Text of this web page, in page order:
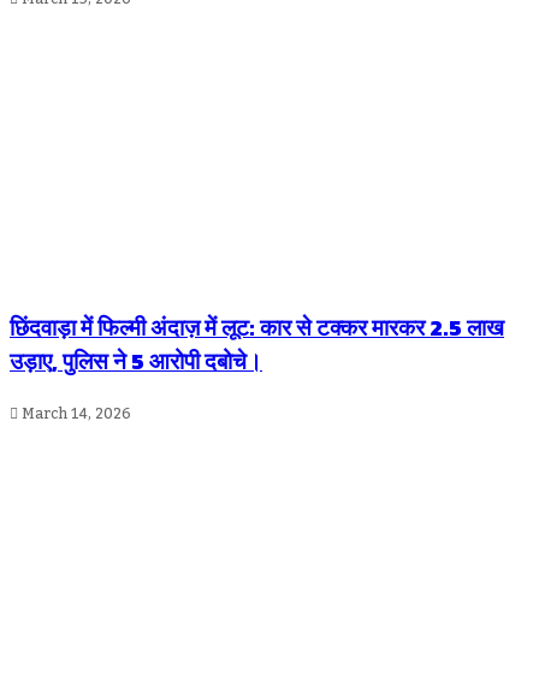
छिंदवाड़ा में फिल्मी अंदाज़ में लूट: कार से टक्कर मारकर 2.5 लाख
उड़ाए, पुलिस ने 5 आरोपी दबोचे।
March 14, 2026